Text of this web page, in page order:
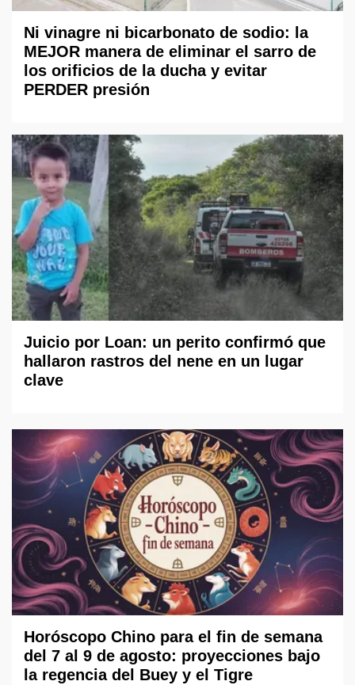
Ni vinagre ni bicarbonato de sodio: la
MEJOR manera de eliminar el sarro de
los orificios de la ducha y evitar
PERDER presión
Juicio por Loan: un perito confirmó que
hallaron rastros del nene en un lugar
clave
Horóscopo Chino para el fin de semana
del 7 al 9 de agosto: proyecciones bajo
la regencia del Buey y el Tigre